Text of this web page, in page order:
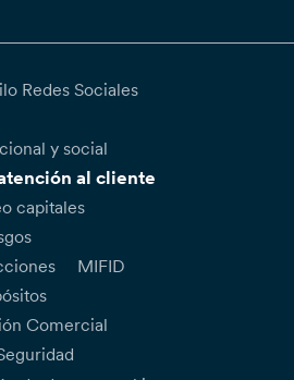
Redes Sociales
y social
al cliente
capitales
MIFID
Comercial